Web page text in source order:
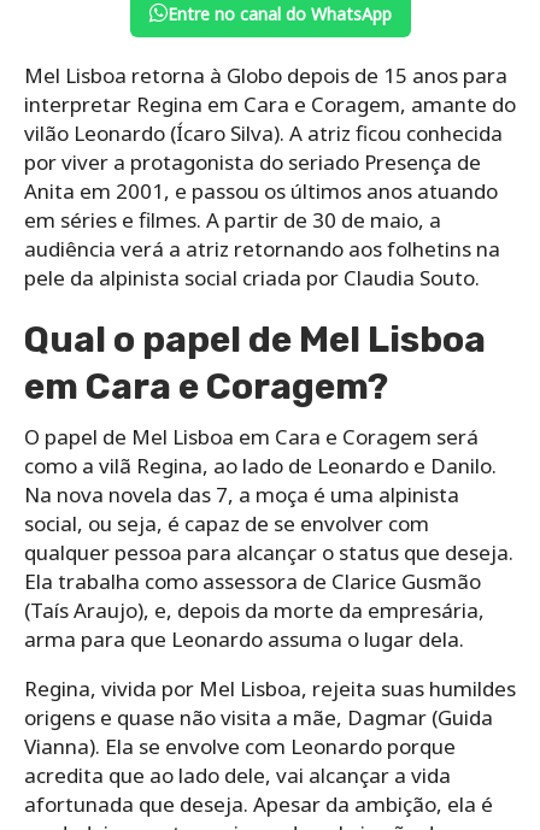
Entre no canal do WhatsApp
Mel Lisboa retorna à Globo depois de 15 anos para
interpretar Regina em Cara e Coragem, amante do
vilão Leonardo (Ícaro Silva). A atriz ficou conhecida
por viver a protagonista do seriado Presença de
Anita em 2001, e passou os últimos anos atuando
em séries e filmes. A partir de 30 de maio, a
audiência verá a atriz retornando aos folhetins na
pele da alpinista social criada por Claudia Souto.
Qual o papel de Mel Lisboa
em Cara e Coragem?
O papel de Mel Lisboa em Cara e Coragem será
como a vilã Regina, ao lado de Leonardo e Danilo.
Na nova novela das 7, a moça é uma alpinista
social, ou seja, é capaz de se envolver com
qualquer pessoa para alcançar o status que deseja.
Ela trabalha como assessora de Clarice Gusmão
(Taís Araujo), e, depois da morte da empresária,
arma para que Leonardo assuma o lugar dela.
Regina, vivida por Mel Lisboa, rejeita suas humildes
origens e quase não visita a mãe, Dagmar (Guida
Vianna). Ela se envolve com Leonardo porque
acredita que ao lado dele, vai alcançar a vida
afortunada que deseja. Apesar da ambição, ela é